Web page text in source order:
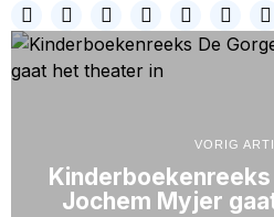
VORIG
Kinderboekenreeks
Jochem Myjer